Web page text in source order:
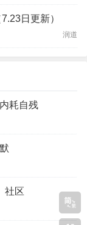
日更新）
润道
耗自残
社区